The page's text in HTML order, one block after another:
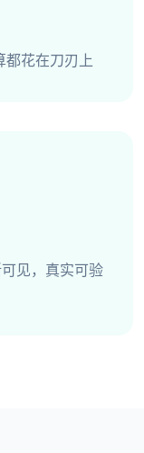
都花在刀刃上
见，真实可验